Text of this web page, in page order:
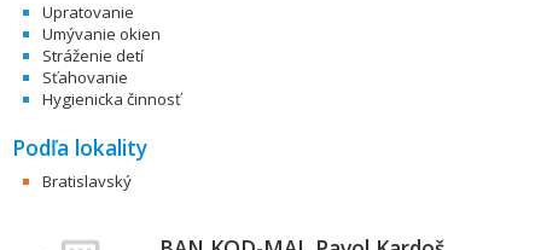
Upratovanie
Umývanie okien
Stráženie detí
Sťahovanie
Hygienicka činnosť
Podľa lokality
Bratislavský